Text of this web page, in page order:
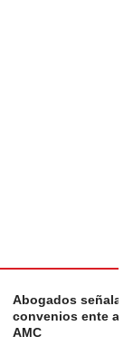
Abogados
convenios ente
AMC